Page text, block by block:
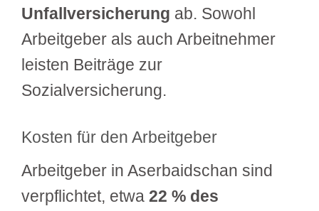
Unfallversicherung ab. Sowohl
Arbeitgeber als auch Arbeitnehmer
leisten Beiträge zur
Sozialversicherung.
Kosten für den Arbeitgeber
Arbeitgeber in Aserbaidschan sind
verpflichtet, etwa 22 % des